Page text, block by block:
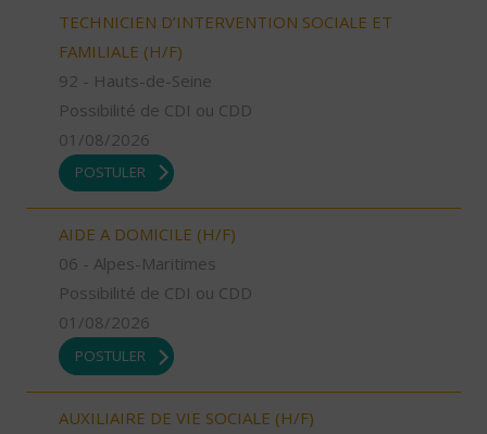
TECHNICIEN D’INTERVENTION SOCIALE ET
FAMILIALE (H/F)
92 - Hauts-de-Seine
Possibilité de CDI ou CDD
01/08/2026
POSTULER
AIDE A DOMICILE (H/F)
06 - Alpes-Maritimes
Possibilité de CDI ou CDD
01/08/2026
POSTULER
AUXILIAIRE DE VIE SOCIALE (H/F)